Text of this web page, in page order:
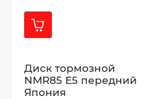
Диск тормозной
NMR85 E5 передний
Япония